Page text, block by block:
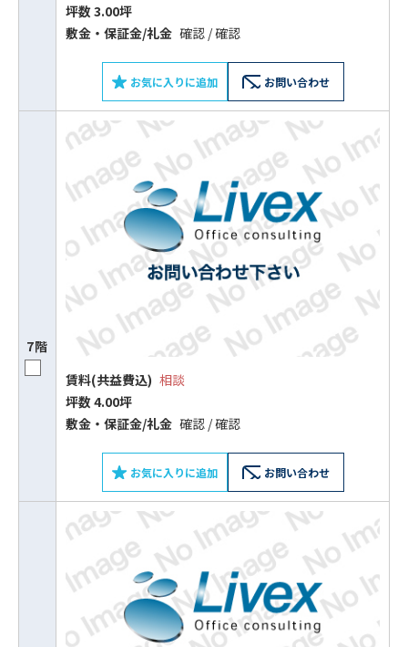
坪数 3.00坪
敷⾦‧保証⾦/礼⾦ 確認 / 確認
お気に入りに追加 お問い合わせ
7階
賃料(共益費込) 相談
坪数 4.00坪
敷⾦‧保証⾦/礼⾦ 確認 / 確認
お気に入りに追加 お問い合わせ